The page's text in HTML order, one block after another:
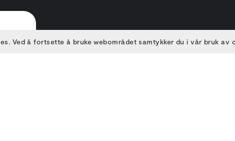
Ved å fortsette å bruke webområdet samtykker du i vår bruk av